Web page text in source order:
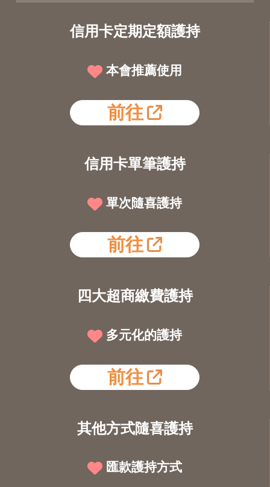
信用卡定期定額護持
本會推薦使用
前往
信用卡單筆護持
單次隨喜護持
前往
四大超商繳費護持
多元化的護持
前往
其他方式隨喜護持
匯款護持方式